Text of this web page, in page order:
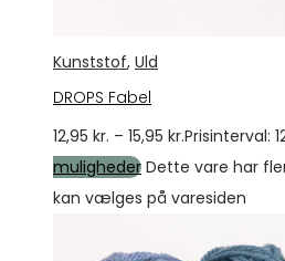
Kunststof, Uld
DROPS Fabel
12,95 kr. – 15,95 kr.Prisinterval:
muligheder Dette vare har
kan vælges på varesiden